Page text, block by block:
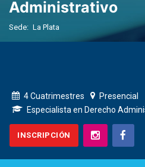
Administrativo
Sede: La Plata
4 Cuatrimestres
Presencial
Especialista en Derecho
INSCRIPCIÓN